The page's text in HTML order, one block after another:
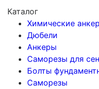
Каталог
Химические
Дюбели
Анкеры
Саморезы для
Болты
Саморезы